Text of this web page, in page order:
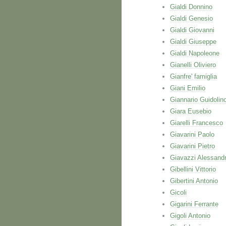
Gialdi Donnino
Gialdi Genesio
Gialdi Giovanni
Gialdi Giuseppe
Gialdi Napoleone
Gianelli Oliviero
Gianfre' famiglia
Giani Emilio
Giannario
Giara Eusebio
Giarelli Francesco
Giavarini Paolo
Giavarini Pietro
Giavazzi
Gibellini Vittorio
Gibertini Antonio
Gicoli
Gigarini Ferrante
Gigoli Antonio